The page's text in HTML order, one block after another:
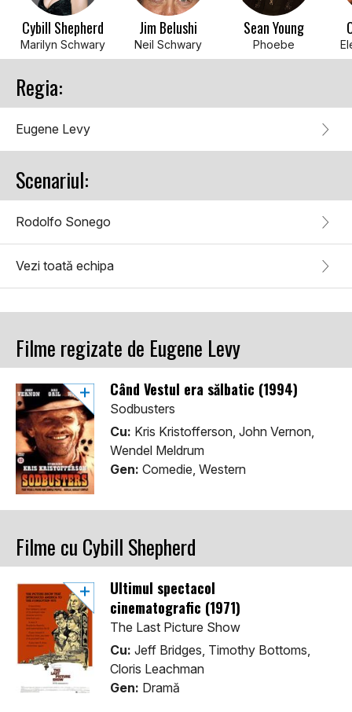
Cybill Shepherd
Marilyn Schwary
Jim Belushi
Neil Schwary
Sean Young
Phoebe
Regia:
Eugene Levy
Scenariul:
Rodolfo Sonego
Vezi toată echipa
Filme regizate de Eugene Levy
Când Vestul era sălbatic (1994)
Sodbusters
Cu: Kris Kristofferson, John Vernon,
Wendel Meldrum
Gen: Comedie, Western
Filme cu Cybill Shepherd
Ultimul spectacol
cinematografic (1971)
The Last Picture Show
Cu: Jeff Bridges, Timothy Bottoms,
Cloris Leachman
Gen: Dramă